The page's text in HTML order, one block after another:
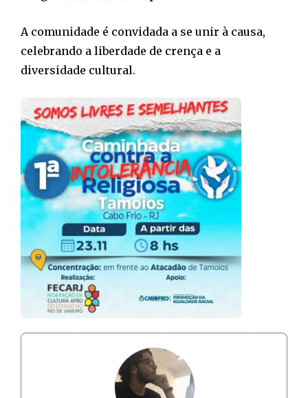
A comunidade é convidada a se unir à causa,
celebrando a liberdade de crença e a
diversidade cultural.